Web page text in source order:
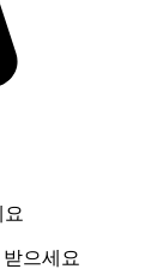
으세요